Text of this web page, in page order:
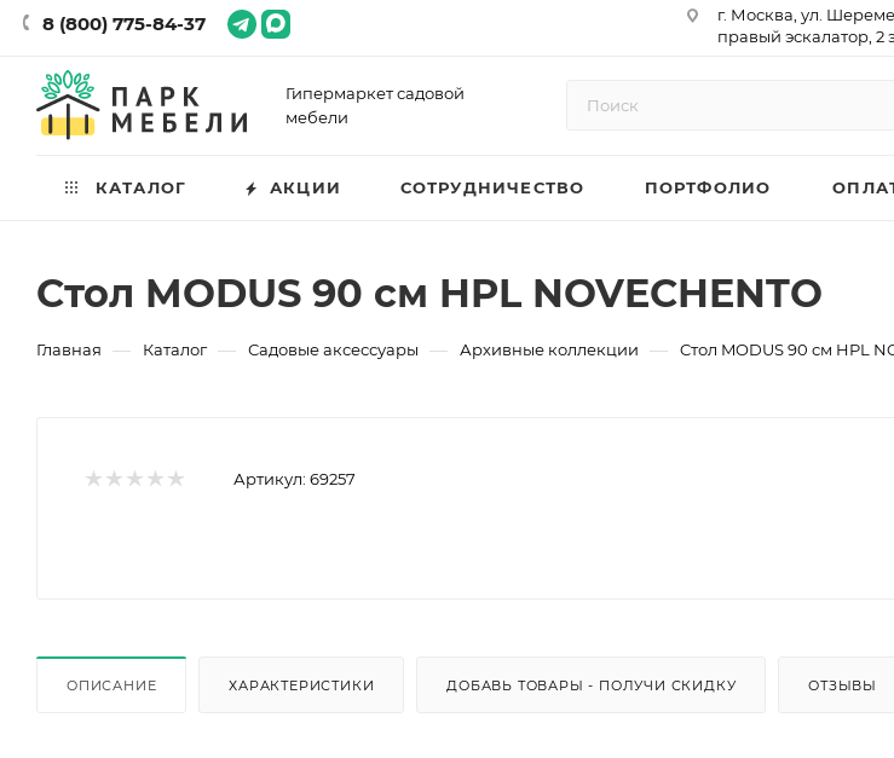
8 (800) 775-84-37
г. Москва, ул.
правый эскалатор, 2
р/сч
Гипермаркет садовой
мебели
КАТАЛОГ АКЦИИ СОТРУДНИЧЕСТВО ПОРТФОЛИО
Cтол MODUS 90 см HPL NOVECHENTO
Главная — Каталог — Садовые аксессуары — Архивные коллекции — Cтол MODUS 90 см HPL
Артикул: 69257
ОПИСАНИЕ ХАРАКТЕРИСТИКИ ДОБАВЬ ТОВАРЫ - ПОЛУЧИ СКИДКУ ОТЗЫВЫ